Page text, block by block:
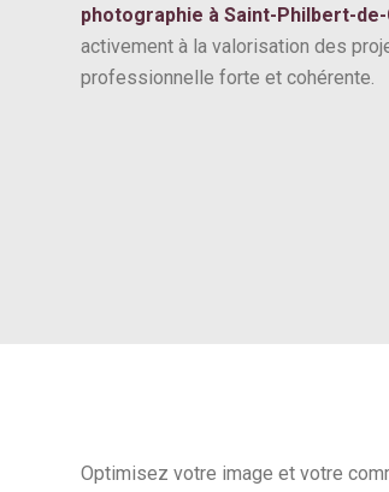
photographie à Saint-Philbert-
activement à la valorisation des
professionnelle forte et cohérente.
Optimisez votre image et votre